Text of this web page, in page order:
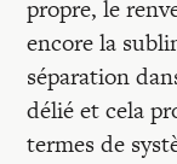
propre, le
encore la
séparation
délié et cela
termes de